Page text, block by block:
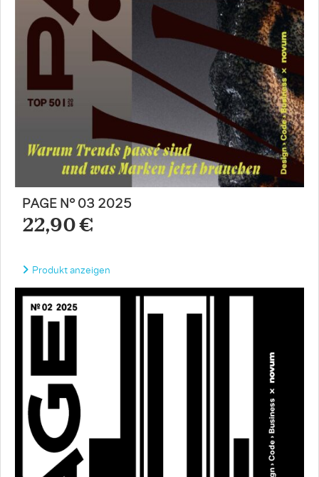
PAGE N° 03 2025
22,90 €
Produkt anzeigen